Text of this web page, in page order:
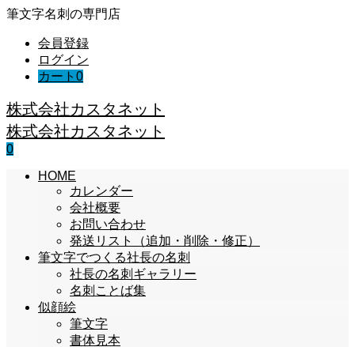
筆文字名刺の専門店
会員登録
ログイン
カート 0
株式会社カスタネット
株式会社カスタネット
0
HOME
カレンダー
会社概要
お問い合わせ
発送リスト（追加・削除・修正）
筆文字でつくる社長の名刺
社長の名刺ギャラリー
名刺ことば集
似顔絵
筆文字
書体見本